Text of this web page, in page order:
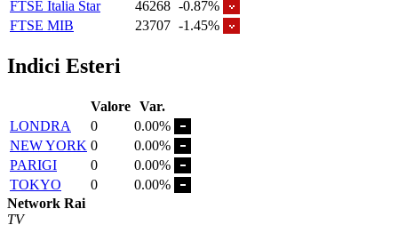
FTSE Italia Star
46268 -0.87%
FTSE MIB
23707 -1.45%
Indici Esteri
Valore Var.
LONDRA
0
0.00%
NEW YORK 0
0.00%
PARIGI
0
0.00%
TOKYO
0
0.00%
Network Rai
TV